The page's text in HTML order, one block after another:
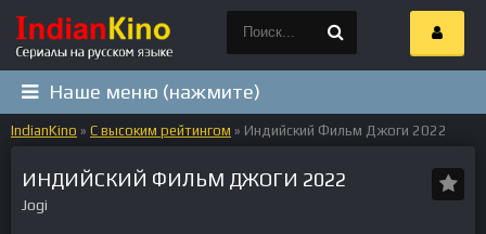
Наше меню (нажмите)
IndianKino » С высоким рейтингом » Индийский Фильм Джоги 2022
ИНДИЙСКИЙ ФИЛЬМ ДЖОГИ 2022
Jogi